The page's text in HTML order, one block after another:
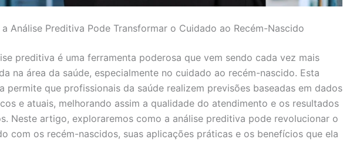
Análise Preditiva Pode Transformar o Cuidado ao Recém-Nascido
preditiva é uma ferramenta poderosa que vem sendo cada vez mais
na área da saúde, especialmente no cuidado ao recém-nascido. Esta
permite que profissionais da saúde realizem previsões baseadas em dados
e atuais, melhorando assim a qualidade do atendimento e os resultados
Neste artigo, exploraremos como a análise preditiva pode revolucionar o
com os recém-nascidos, suas aplicações práticas e os benefícios que ela